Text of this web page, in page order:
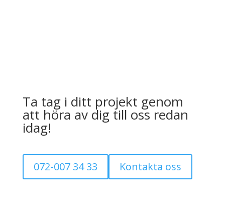
Ta tag i ditt projekt genom
att höra av dig till oss redan
idag!
072-007 34 33 Kontakta oss